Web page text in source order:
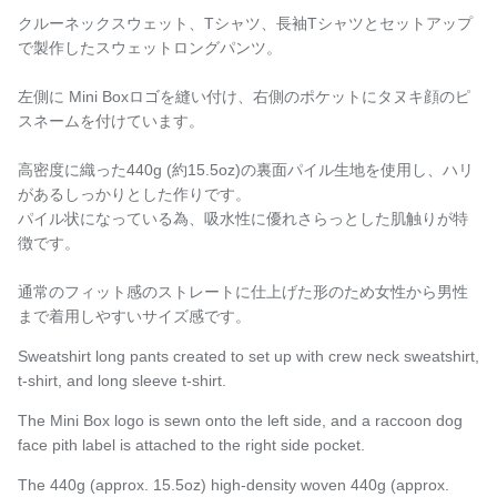
クルーネックスウェット、Tシャツ、長袖Tシャツとセットアップ
で製作したスウェットロングパンツ。
左側に Mini Boxロゴを縫い付け、右側のポケットにタヌキ顔のピ
スネームを付けています。
高密度に織った440g (約15.5oz)の裏面パイル生地を使用し、ハリ
があるしっかりとした作りです。
パイル状になっている為、吸水性に優れさらっとした肌触りが特
徴です。
通常のフィット感のストレートに仕上げた形のため女性から男性
まで着用しやすいサイズ感です。
Sweatshirt long pants created to set up with crew neck sweatshirt,
t-shirt, and long sleeve t-shirt.
The Mini Box logo is sewn onto the left side, and a raccoon dog
face pith label is attached to the right side pocket.
The 440g (approx. 15.5oz) high-density woven 440g (approx.